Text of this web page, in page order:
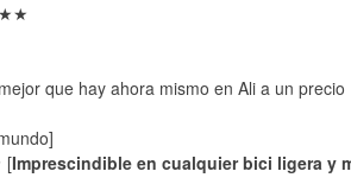
que hay ahora mismo en Ali a un precio
[Imprescindible en cualquier bici ligera y